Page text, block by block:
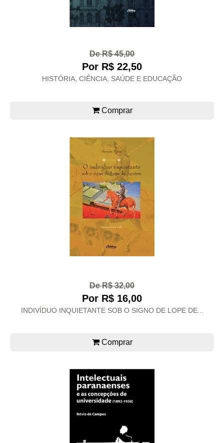
De R$ 45,00
Por R$ 22,50
HISTÓRIA, CIÊNCIA, SAÚDE E EDUCAÇÃO
Comprar
De R$ 32,00
Por R$ 16,00
INDIVÍDUO INQUIETANTE SOB O SIGNO DE LOPE DE...
Comprar